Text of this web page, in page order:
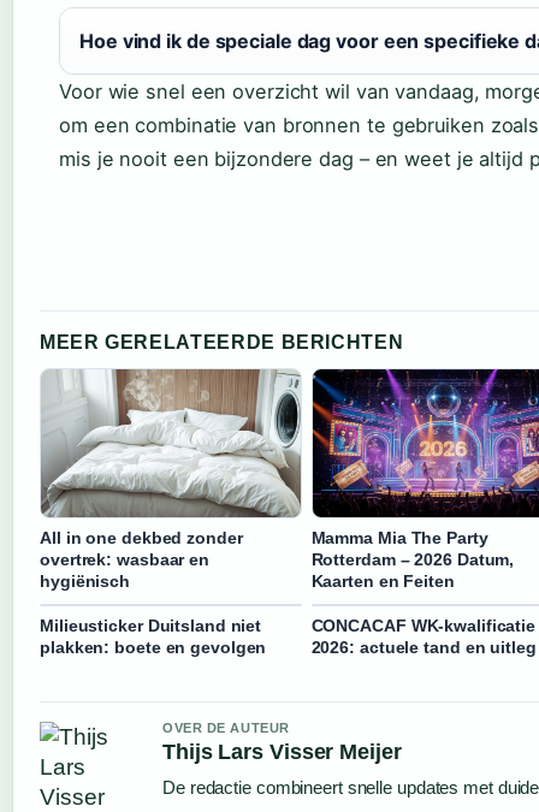
Hoe vind ik de speciale dag voor een specifieke
Voor wie snel een overzicht wil van vandaag,
om een combinatie van bronnen te gebruiken
mis je nooit een bijzondere dag – en weet je altijd
MEER GERELATEERDE BERICHTEN
All in one dekbed zonder
overtrek: wasbaar en
hygiënisch
Mamma Mia The Party
Rotterdam – 2026 Datum,
Kaarten en Feiten
Milieusticker Duitsland niet
plakken: boete en gevolgen
CONCACAF WK-kwalificatie
2026: actuele tand en uitleg
OVER DE AUTEUR
Thijs Lars Visser Meijer
De redactie combineert snelle updates met